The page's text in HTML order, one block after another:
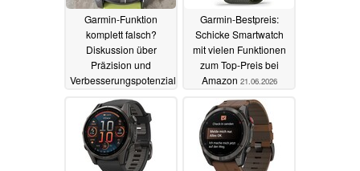
Garmin-Funktion
komplett falsch?
Diskussion über
Präzision und
Verbesserungspotenziale
Garmin-Bestpreis:
Schicke Smartwatch
mit vielen Funktionen
zum Top-Preis bei
Amazon 21.06.2026